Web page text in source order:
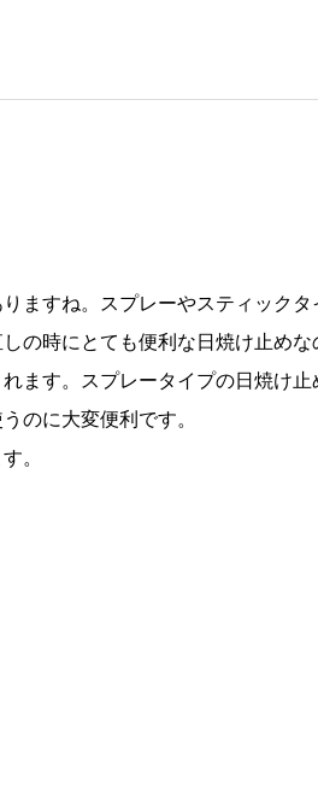
ますね。スプレーやスティックタ
の時にとても便利な日焼け止めな
ます。スプレータイプの日焼け止
のに大変便利です。
。